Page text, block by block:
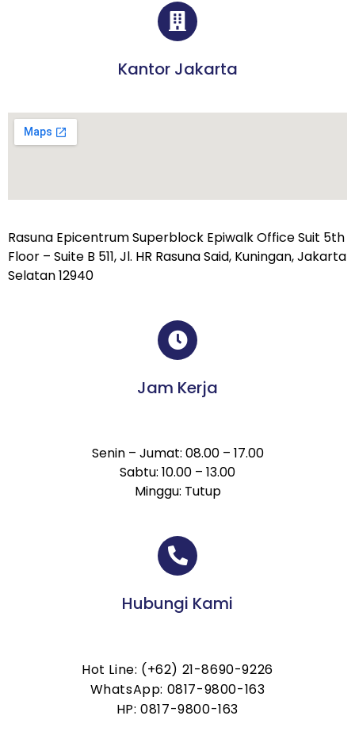
Kantor Jakarta
Rasuna Epicentrum Superblock Epiwalk Office Suit 5th
Floor – Suite B 511, Jl. HR Rasuna Said, Kuningan, Jakarta
Selatan 12940
Jam Kerja
Senin – Jumat: 08.00 – 17.00
Sabtu: 10.00 – 13.00
Minggu: Tutup
Hubungi Kami
Hot Line: (+62) 21-8690-9226
WhatsApp: 0817-9800-163
HP: 0817-9800-163